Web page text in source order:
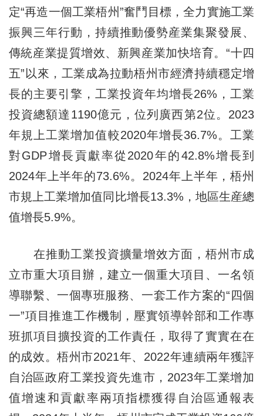
定“再造一個工業梧州”奮鬥目標，全力實施工業
振興三年行動，持續推動優勢産業集聚發展、
傳統産業提質增效、新興産業加快培育。“十四
五”以來，工業成為拉動梧州市經濟持續穩定增
長的主要引擎，工業投資年均增長26%，工業
投資總額達1190億元，位列廣西第2位。2023
年規上工業增加值較2020年增長36.7%。工業
對GDP增長貢獻率從2020年的42.8%增長到
2024年上半年的73.6%。2024年上半年，梧州
市規上工業增加值同比增長13.3%，地區生産總
值增長5.9%。
在推動工業投資擴量增效方面，梧州市成
立市重大項目辦，建立一個重大項目、一名領
導聯繫、一個專班服務、一套工作方案的“四個
一”項目推進工作機制，壓實領導幹部和工作專
班抓項目擴投資的工作責任，取得了實實在在
的成效。梧州市2021年、2022年連續兩年獲評
自治區政府工業投資先進市，2023年工業增加
值增速和貢獻率兩項指標獲得自治區通報表